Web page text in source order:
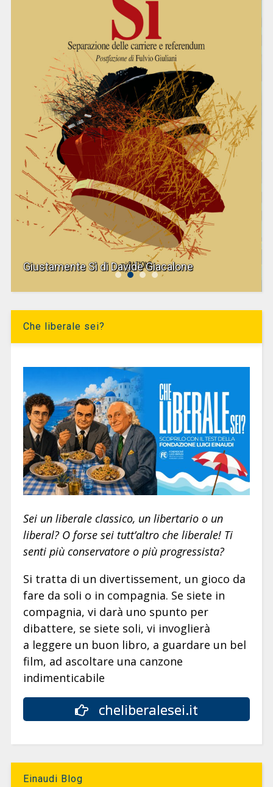
Giustamente Sì di Davide Giacalone
Che liberale sei?
Sei un liberale classico, un libertario o un
liberal? O forse sei tutt’altro che liberale! Ti
senti più conservatore o più progressista?
Si tratta di un divertissement, un gioco da
fare da soli o in compagnia. Se siete in
compagnia, vi darà uno spunto per
dibattere, se siete soli, vi invoglierà
a leggere un buon libro, a guardare un bel
film, ad ascoltare una canzone
indimenticabile
cheliberalesei.it
Einaudi Blog